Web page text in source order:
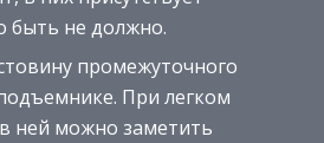
быть не должно.
промежуточного
При легком
ней можно заметить